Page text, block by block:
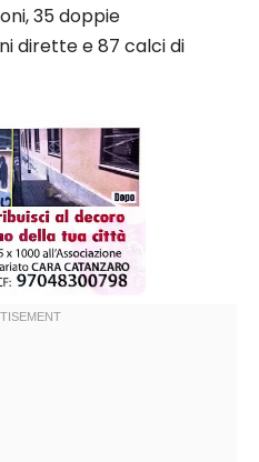
35 doppie
dirette e 87 calci di